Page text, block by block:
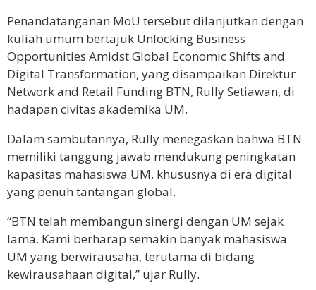
Penandatanganan MoU tersebut dilanjutkan dengan
kuliah umum bertajuk Unlocking Business
Opportunities Amidst Global Economic Shifts and
Digital Transformation, yang disampaikan Direktur
Network and Retail Funding BTN, Rully Setiawan, di
hadapan civitas akademika UM.
Dalam sambutannya, Rully menegaskan bahwa BTN
memiliki tanggung jawab mendukung peningkatan
kapasitas mahasiswa UM, khususnya di era digital
yang penuh tantangan global.
“BTN telah membangun sinergi dengan UM sejak
lama. Kami berharap semakin banyak mahasiswa
UM yang berwirausaha, terutama di bidang
kewirausahaan digital,” ujar Rully.